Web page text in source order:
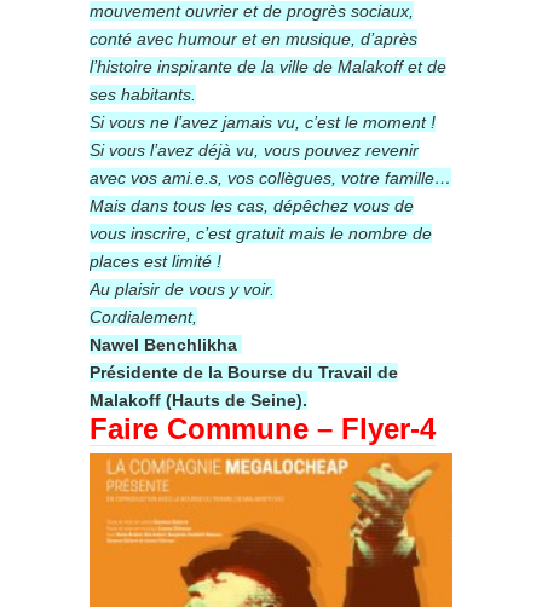
mouvement ouvrier et de progrès sociaux,
conté avec humour et en musique, d’après
l’histoire inspirante de la ville de Malakoff et de
ses habitants.
Si vous ne l’avez jamais vu, c’est le moment !
Si vous l’avez déjà vu, vous pouvez revenir
avec vos ami.e.s, vos collègues, votre famille…
Mais dans tous les cas, dépêchez vous de
vous inscrire, c’est gratuit mais le nombre de
places est limité !
Au plaisir de vous y voir.
Cordialement,
Nawel Benchlikha
Présidente de la Bourse du Travail de
Malakoff (Hauts de Seine).
Faire Commune – Flyer-4